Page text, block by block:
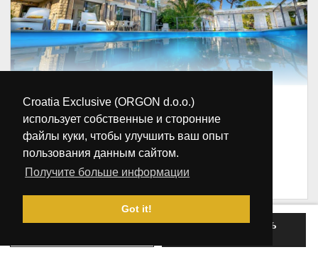
Croatia Exclusive (ORGON d.o.o.)
использует собственные и сторонние
файлы куки, чтобы улучшить ваш опыт
пользования данным сайтом.
Получите больше информации
Got it!
Роскошная вилла Kallithea с бассейном и
джакузи
Хорватия, Далмация, Дубровник, Mali Losinj
6 3 3 30 м
€570-€900 /сутки
ЗАБРОНИРОВАТЬ